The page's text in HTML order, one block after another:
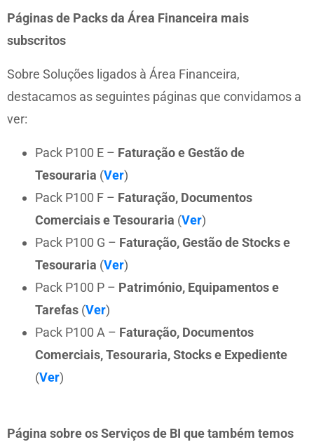
Páginas de Packs da Área Financeira mais
subscritos
Sobre Soluções ligados à Área Financeira,
destacamos as seguintes páginas que convidamos a
ver:
Pack P100 E – Faturação e Gestão de
Tesouraria (Ver)
Pack P100 F – Faturação, Documentos
Comerciais e Tesouraria (Ver)
Pack P100 G – Faturação, Gestão de Stocks e
Tesouraria (Ver)
Pack P100 P – Património, Equipamentos e
Tarefas (Ver)
Pack P100 A – Faturação, Documentos
Comerciais, Tesouraria, Stocks e Expediente
(Ver)
Página sobre os Serviços de BI que também temos